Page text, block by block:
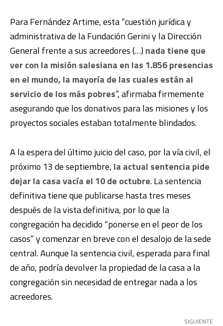
Para Fernández Artime, esta “cuestión jurídica y
administrativa de la Fundación Gerini y la Dirección
General frente a sus acreedores (…) nada tiene que
ver con la misión salesiana en las 1.856 presencias
en el mundo, la mayoría de las cuales están al
servicio de los más pobres”, afirmaba firmemente
asegurando que los donativos para las misiones y los
proyectos sociales estaban totalmente blindados.
A la espera del último juicio del caso, por la vía civil, el
próximo 13 de septiembre, la actual sentencia pide
dejar la casa vacía el 10 de octubre. La sentencia
definitiva tiene que publicarse hasta tres meses
después de la vista definitiva, por lo que la
congregación ha decidido “ponerse en el peor de los
casos” y comenzar en breve con el desalojo de la sede
central. Aunque la sentencia civil, esperada para final
de año, podría devolver la propiedad de la casa a la
congregación sin necesidad de entregar nada a los
acreedores.
SIGUIENTE